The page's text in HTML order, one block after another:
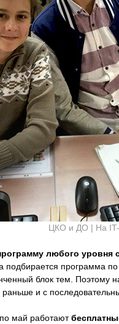
ЦКО и ДО | На IT-
любого уровня
подбирается программа
блок тем. Поэтому
раньше и с
по май работают